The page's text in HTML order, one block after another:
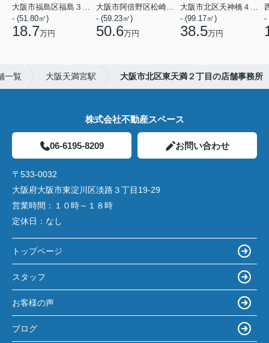
大阪市福島区福島３丁目
- (51.80㎡)
18.7万円
大阪市阿倍野区松崎町１丁目
- (59.23㎡)
50.6万円
大阪市北区天神橋４丁目
- (99.17㎡)
38.5万円
-
一覧 大阪天満宮駅 大阪市北区東天満２丁目の店舗事務所
株式会社不動産スペース
06-6195-8209 お問い合わせ
〒533-0032
大阪府大阪市東淀川区淡路３丁目19-29
営業時間： １０時～１８時
定休日： なし
トップページ
スタッフ
お客様の声
ブログ